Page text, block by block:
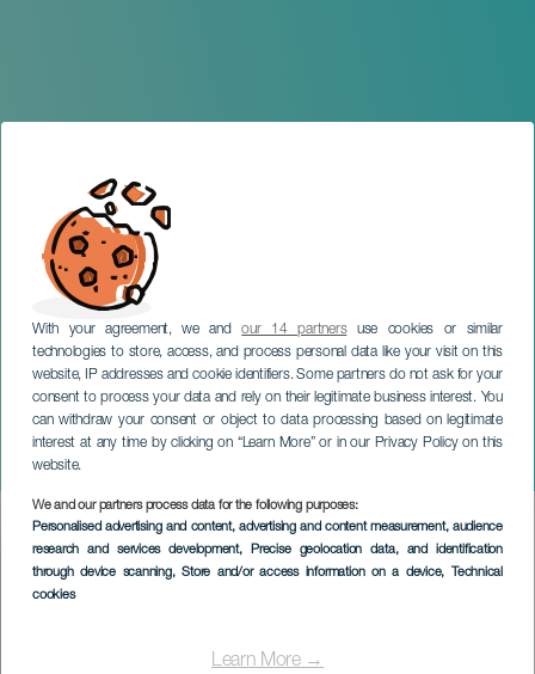
With your agreement, we andour 14 partnersuse cookies or similar
technologies to store, access, and process personal data like your visit on this
website, IP addresses and cookie identifiers. Some partners do not ask for your
consent to process your data and rely on their legitimate business interest. You
can withdraw your consent or object to data processing based on legitimate
interest at any time by clicking on “Learn More” or in our Privacy Policy on this
website.
We and our partners process data for the following purposes:
Personalised advertising and content, advertising and content measurement, audience
research and services development, Precise geolocation data, and identification
through device scanning, Store and/or access information on a device, Technical
cookies
Learn More →
Traslación dansefestival
LANZAROTE
Imagen
Listado